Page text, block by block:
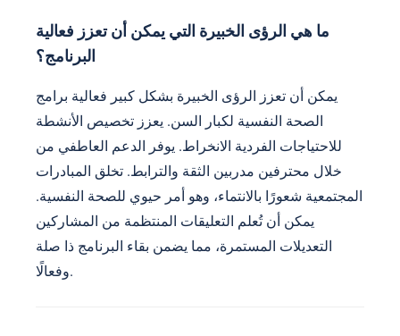
ما هي الرؤى الخبيرة التي يمكن أن تعزز فعالية
البرنامج؟
يمكن أن تعزز الرؤى الخبيرة بشكل كبير فعالية برامج
الصحة النفسية لكبار السن. يعزز تخصيص الأنشطة
للاحتياجات الفردية الانخراط. يوفر الدعم العاطفي من
خلال محترفين مدربين الثقة والترابط. تخلق المبادرات
المجتمعية شعورًا بالانتماء، وهو أمر حيوي للصحة النفسية.
يمكن أن تُعلم التعليقات المنتظمة من المشاركين
التعديلات المستمرة، مما يضمن بقاء البرنامج ذا صلة
وفعالًا.